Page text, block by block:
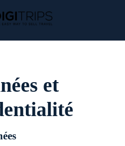
et